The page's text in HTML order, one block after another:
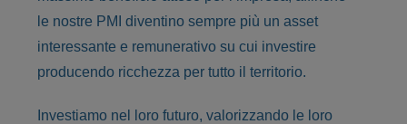
le nostre PMI diventino sempre più un asset
interessante e remunerativo su cui investire
producendo ricchezza per tutto il territorio.
Investiamo nel loro futuro, valorizzando le loro